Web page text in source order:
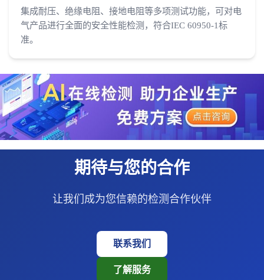
集成耐压、绝缘电阻、接地电阻等多项测试功能，可对电
气产品进行全面的安全性能检测，符合IEC 60950-1标
准。
期待与您的合作
让我们成为您信赖的检测合作伙伴
联系我们
了解服务